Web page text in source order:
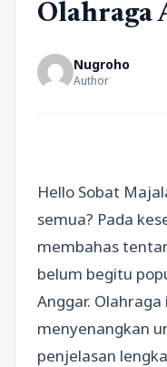
Olahraga
Nugroho
Author
Hello Sobat
semua? Pada
membahas
belum begitu
Anggar.
menyenangkan
penjelasan